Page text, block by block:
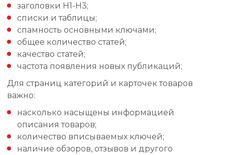
заголовки H1-H3;
списки и таблицы;
спамность основными ключами;
общее количество статей;
качество статей;
частота появления новых публикаций;
Для страниц категорий и карточек товаров
важно:
насколько насыщены информацией
описания товаров;
количество вписываемых ключей;
наличие обзоров, отзывов и другого